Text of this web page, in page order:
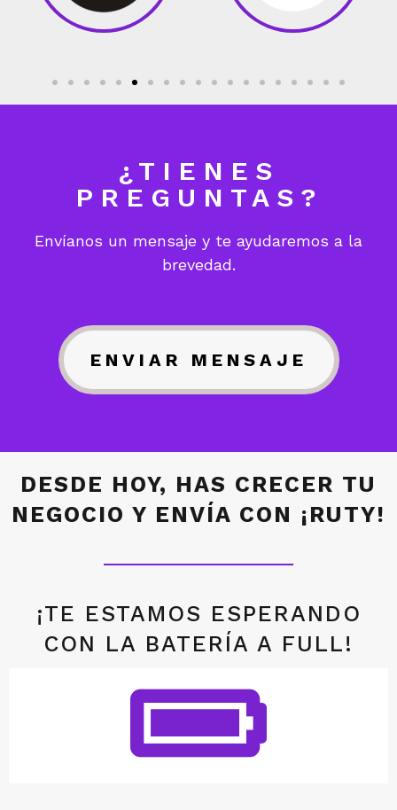
¿TIENES
PREGUNTAS?
Envíanos un mensaje y te ayudaremos a la
brevedad.
ENVIAR MENSAJE
DESDE HOY, HAS CRECER TU
NEGOCIO Y ENVÍA CON ¡RUTY!
¡TE ESTAMOS ESPERANDO
CON LA BATERÍA A FULL!